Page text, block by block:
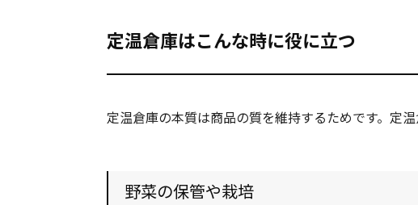
定温倉庫はこんな時に役に立つ
定温倉庫の本質は商品の質を維持するためです。定
野菜の保管や栽培